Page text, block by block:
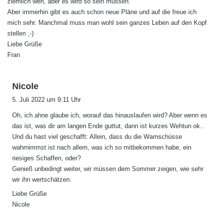
Aber immerhin gibt es auch schon neue Pläne und auf die freue ich
mich sehr. Manchmal muss man wohl sein ganzes Leben auf den Kopf
stellen ;-)
Liebe Grüße
Fran
Nicole
a
t
:
5. Juli 2022 um 9:11 Uhr
Oh, ich ahne glaube ich, worauf das hinauslaufen wird? Aber wenn es
das ist, was dir am langen Ende guttut, dann ist kurzes Wehtun ok..
Und du hast viel geschafft: Allein, dass du die Warnschüsse
wahrnimmst ist nach allem, was ich so mitbekommen habe, ein
riesiges Schaffen, oder?
Genieß unbedingt weiter, wir müssen dem Sommer zeigen, wie sehr
wir ihn wertschätzen.
Liebe Grüße
Nicole